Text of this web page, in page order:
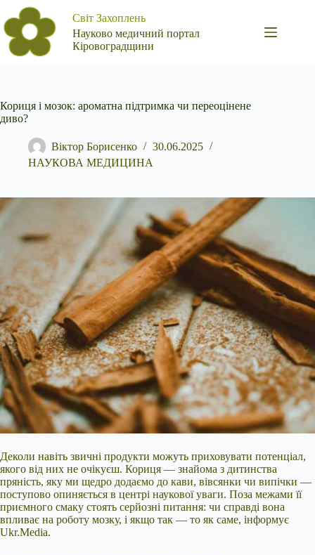
Перейти
до
вмісту
Світ Захоплень
Науково медичний портал
Кіровоградщини
Кориця і мозок: ароматна підтримка чи переоцінене
диво?
Віктор Борисенко
30.06.2025
НАУКОВА МЕДИЦИНА
Деколи навіть звичні продукти можуть приховувати потенціал,
якого від них не очікуєш. Кориця — знайома з дитинства
пряність, яку ми щедро додаємо до кави, вівсянки чи випічки —
поступово опиняється в центрі наукової уваги. Поза межами її
приємного смаку стоять серйозні питання: чи справді вона
впливає на роботу мозку, і якщо так — то як саме, інформує
Ukr.Media.